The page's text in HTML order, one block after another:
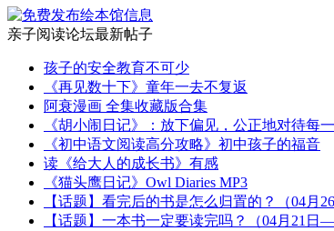
亲子阅读论坛最新帖子
孩子的安全教育不可少
《再见数十下》童年一去不复返
阿衰漫画 全集收藏版合集
《胡小闹日记》：放下偏见，公正地对待每
《初中语文阅读高分攻略》初中孩子的福音
读《给大人的成长书》有感
《猫头鹰日记》Owl Diaries MP3
【话题】看完后的书是怎么归置的？（04月26
【话题】一本书一定要读完吗？（04月21日—